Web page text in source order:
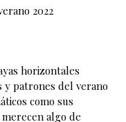
horizontales
y patrones del verano
como sus
algo de